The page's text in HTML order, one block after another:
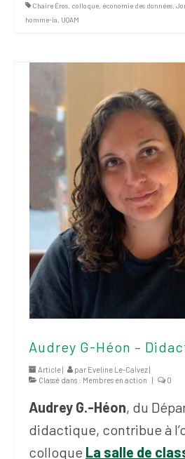
Chaire Éros, colloque, économie des données,
homme-ia, UQAM
Audrey G-Héon –
Article | par Eveline Le-Calvez|
Classé dans : Membres en action | 0
Audrey G.-Héon, du
didactique, contribue à
colloque La salle de